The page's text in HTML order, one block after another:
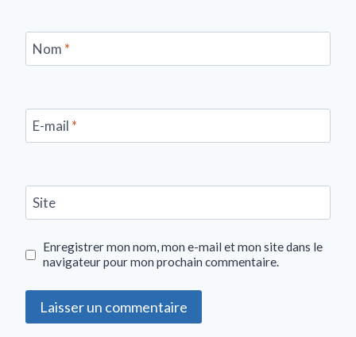
Nom *
E-mail *
Site
Enregistrer mon nom, mon e-mail et mon site dans le
navigateur pour mon prochain commentaire.